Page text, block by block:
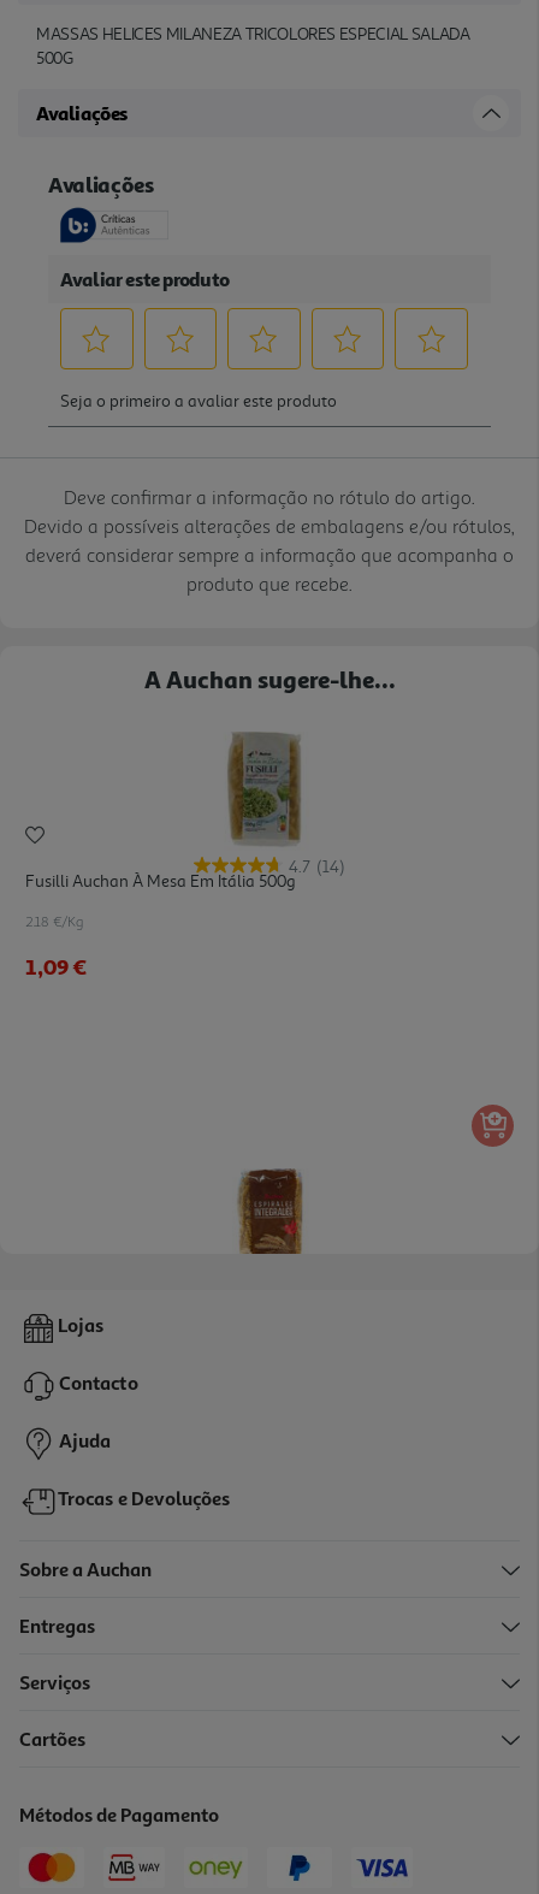
MASSAS HELICES MILANEZA TRICOLORES ESPECIAL SALADA
500G
Avaliações
Deve confirmar a informação no rótulo do artigo.
Devido a possíveis alterações de embalagens e/ou rótulos,
deverá considerar sempre a informação que acompanha o
produto que recebe.
A Auchan sugere-lhe...
4.7 (14)
Fusilli Auchan À Mesa Em Itália 500g
2.18 €/Kg
1,09 €
Massa Auchan Espirais Integrais 500g
1,09 €
Lojas
Contacto
Ajuda
Trocas e Devoluções
Sobre a Auchan
Entregas
Serviços
Cartões
Métodos de Pagamento